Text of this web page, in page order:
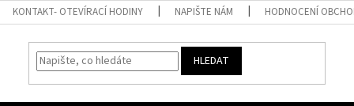
KONTAKT- OTEVÍRACÍ HODINY NAPIŠTE NÁM HODNOCENÍ
HLEDAT